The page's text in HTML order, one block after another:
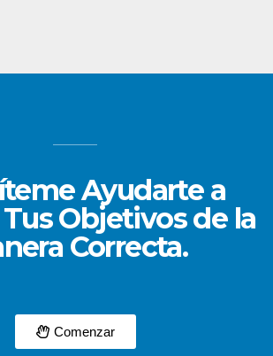
Ayudarte a
Objetivos de la
Correcta.
Comenzar